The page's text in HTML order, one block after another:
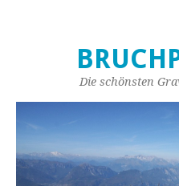
Die schönsten